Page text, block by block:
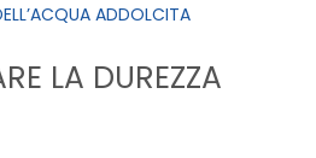
ADDOLCITA
LA DUREZZA